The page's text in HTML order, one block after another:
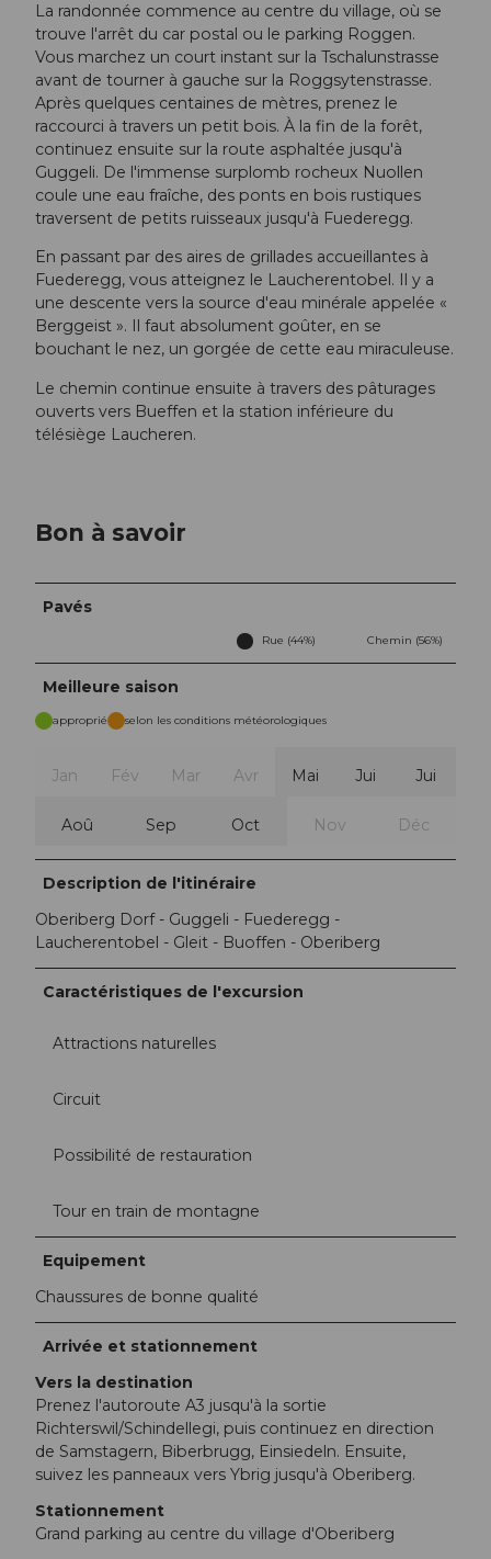
La randonnée commence au centre du village, où se
trouve l'arrêt du car postal ou le parking Roggen.
Vous marchez un court instant sur la Tschalunstrasse
avant de tourner à gauche sur la Roggsytenstrasse.
Après quelques centaines de mètres, prenez le
raccourci à travers un petit bois. À la fin de la forêt,
continuez ensuite sur la route asphaltée jusqu'à
Guggeli. De l'immense surplomb rocheux Nuollen
coule une eau fraîche, des ponts en bois rustiques
traversent de petits ruisseaux jusqu'à Fuederegg.
En passant par des aires de grillades accueillantes à
Fuederegg, vous atteignez le Laucherentobel. Il y a
une descente vers la source d'eau minérale appelée «
Berggeist ». Il faut absolument goûter, en se
bouchant le nez, un gorgée de cette eau miraculeuse.
Le chemin continue ensuite à travers des pâturages
ouverts vers Bueffen et la station inférieure du
télésiège Laucheren.
Bon à savoir
Pavés
Rue (44%) Chemin (56%)
Meilleure saison
approprié selon les conditions météorologiques
Jan Fév Mar Avr Mai Jui Jui
Aoû Sep Oct Nov Déc
Description de l'itinéraire
Oberiberg Dorf - Guggeli - Fuederegg -
Laucherentobel - Gleit - Buoffen - Oberiberg
Caractéristiques de l'excursion
Attractions naturelles
Circuit
Possibilité de restauration
Tour en train de montagne
Equipement
Chaussures de bonne qualité
Arrivée et stationnement
Vers la destination
Prenez l'autoroute A3 jusqu'à la sortie
Richterswil/Schindellegi, puis continuez en direction
de Samstagern, Biberbrugg, Einsiedeln. Ensuite,
suivez les panneaux vers Ybrig jusqu'à Oberiberg.
Stationnement
Grand parking au centre du village d'Oberiberg